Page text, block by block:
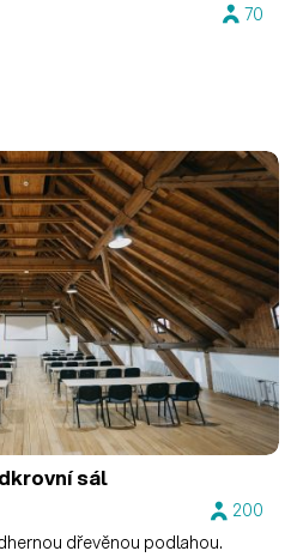
70
sál
200
dřevěnou podlahou.